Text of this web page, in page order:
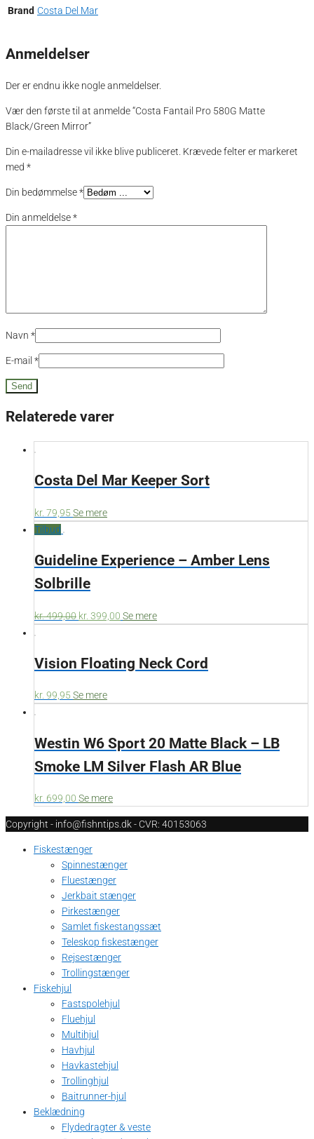
Brand Costa Del Mar
Anmeldelser
Der er endnu ikke nogle anmeldelser.
Vær den første til at anmelde “Costa Fantail Pro 580G Matte
Black/Green Mirror”
Din e-mailadresse vil ikke blive publiceret. Krævede felter er markeret
med *
Din bedømmelse*
Din anmeldelse*
Navn *
E-mail *
Relaterede varer
Costa Del Mar Keeper Sort
kr. 79,95 Se mere
Tilbud
Guideline Experience – Amber Lens
Solbrille
kr.499,00 kr. 399,00 Se mere
Vision Floating Neck Cord
kr. 99,95 Se mere
Westin W6 Sport 20 Matte Black – LB
Smoke LM Silver Flash AR Blue
kr. 699,00 Se mere
Copyright - info@fishntips.dk - CVR: 40153063
Fiskestænger
Spinnestænger
Fluestænger
Jerkbait stænger
Pirkestænger
Samlet fiskestangssæt
Teleskop fiskestænger
Rejsestænger
Trollingstænger
Fiskehjul
Fastspolehjul
Fluehjul
Multihjul
Havhjul
Havkastehjul
Trollinghjul
Baitrunner-hjul
Beklædning
Flydedragter & veste